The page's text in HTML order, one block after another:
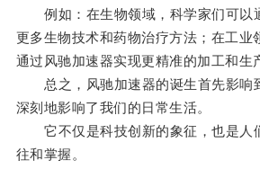
例如：在生物领域，科学家们可以
更多生物技术和药物治疗方法；在工业
通过风驰加速器实现更精准的加工和生
总之，风驰加速器的诞生首先影响
深刻地影响了我们的日常生活。
它不仅是科技创新的象征，也是人
往和掌握。